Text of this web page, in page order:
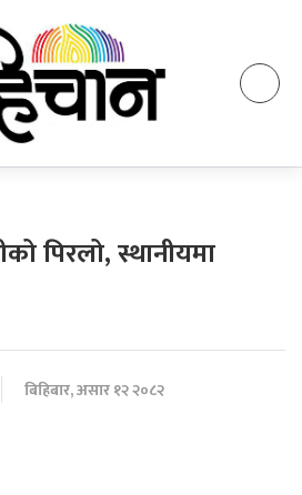
पिरलो, ‌स्थानीयमा
बिहिबार, असार १२ २०८२